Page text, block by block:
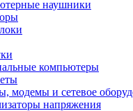
наушники
компьютеры
модемы и сетевое
напряжения